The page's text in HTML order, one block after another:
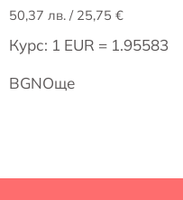
50,37 лв. / 25,75 €
Курс: 1 EUR = 1.95583
BGNОще